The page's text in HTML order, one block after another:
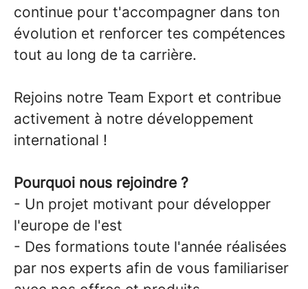
continue pour t'accompagner dans ton
évolution et renforcer tes compétences
tout au long de ta carrière.
Rejoins notre Team Export et contribue
activement à notre développement
international !
Pourquoi nous rejoindre ?
- Un projet motivant pour développer
l'europe de l'est
- Des formations toute l'année réalisées
par nos experts afin de vous familiariser